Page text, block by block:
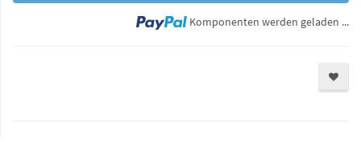
Komponenten werden geladen ...